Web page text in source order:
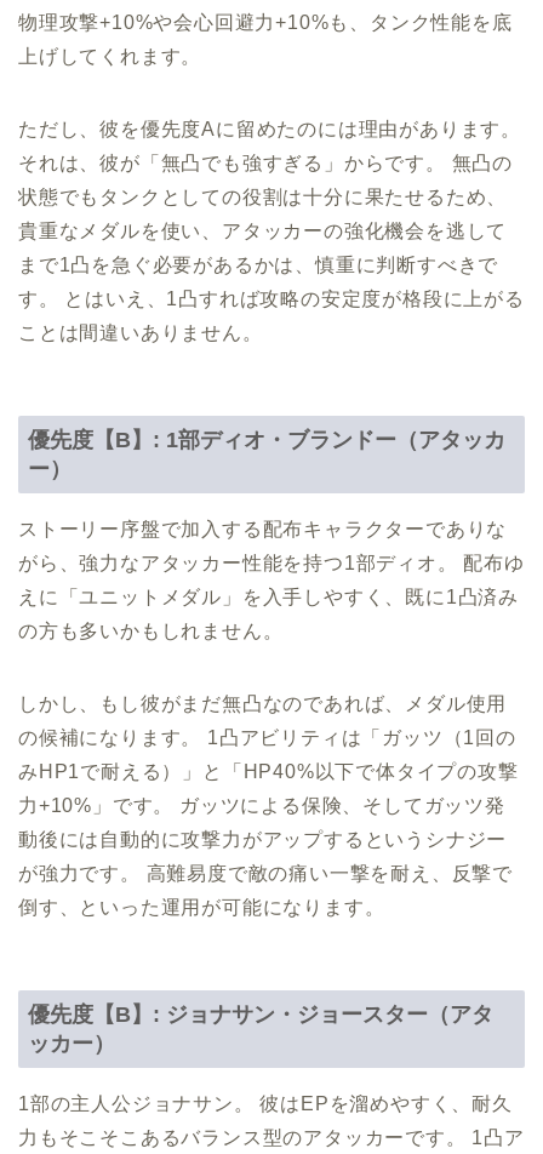
物理攻撃+10%や会心回避力+10%も、タンク性能を底
上げしてくれます。
ただし、彼を優先度Aに留めたのには理由があります。
それは、彼が「無凸でも強すぎる」からです。 無凸の
状態でもタンクとしての役割は十分に果たせるため、
貴重なメダルを使い、アタッカーの強化機会を逃して
まで1凸を急ぐ必要があるかは、慎重に判断すべきで
す。 とはいえ、1凸すれば攻略の安定度が格段に上がる
ことは間違いありません。
優先度【B】: 1部ディオ・ブランドー（アタッカ
ー）
ストーリー序盤で加入する配布キャラクターでありな
がら、強力なアタッカー性能を持つ1部ディオ。 配布ゆ
えに「ユニットメダル」を入手しやすく、既に1凸済み
の方も多いかもしれません。
しかし、もし彼がまだ無凸なのであれば、メダル使用
の候補になります。 1凸アビリティは「ガッツ（1回の
みHP1で耐える）」と「HP40%以下で体タイプの攻撃
力+10%」です。 ガッツによる保険、そしてガッツ発
動後には自動的に攻撃力がアップするというシナジー
が強力です。 高難易度で敵の痛い一撃を耐え、反撃で
倒す、といった運用が可能になります。
優先度【B】: ジョナサン・ジョースター（アタ
ッカー）
1部の主人公ジョナサン。 彼はEPを溜めやすく、耐久
力もそこそこあるバランス型のアタッカーです。 1凸ア